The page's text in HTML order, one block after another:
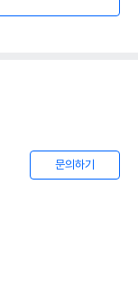
문의하기